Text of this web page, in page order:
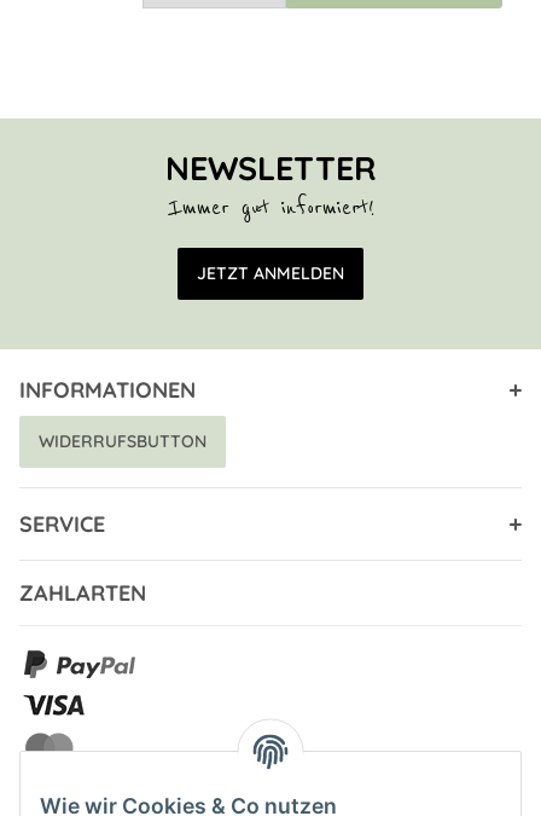
NEWSLETTER
Immer gut informiert!
E-Mail Adresse
JETZT ANMELDEN
INFORMATIONEN
WIDERRUFSBUTTON
SERVICE
ZAHLARTEN
Wie wir Cookies & Co nutzen